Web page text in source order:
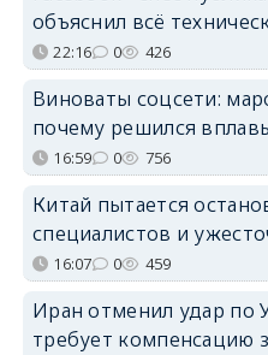
объяснил всё
22:16 0 426
Виноваты соцсети:
почему решился
16:59 0 756
Китай пытается
специалистов и
16:07 0 459
Иран отменил удар по
требует компенсацию